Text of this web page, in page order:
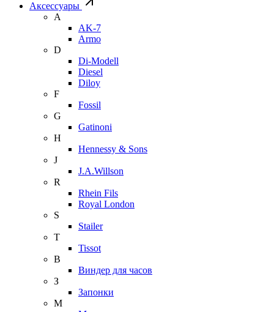
Аксессуары
A
AK-7
Armo
D
Di-Modell
Diesel
Diloy
F
Fossil
G
Gatinoni
H
Hennessy & Sons
J
J.A.Willson
R
Rhein Fils
Royal London
S
Stailer
T
Tissot
В
Виндер для часов
З
Запонки
М